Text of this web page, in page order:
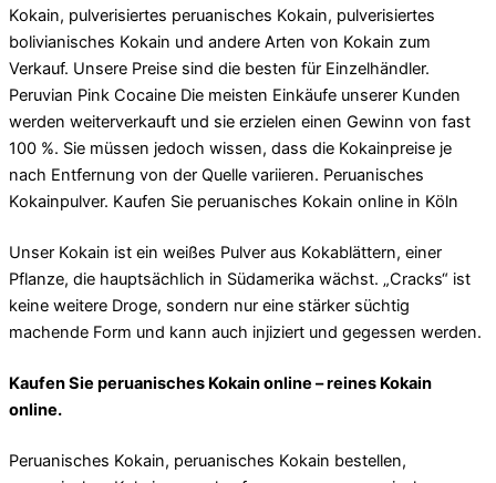
Kokain, pulverisiertes peruanisches Kokain, pulverisiertes
bolivianisches Kokain und andere Arten von Kokain zum
Verkauf. Unsere Preise sind die besten für Einzelhändler.
Peruvian Pink Cocaine Die meisten Einkäufe unserer Kunden
werden weiterverkauft und sie erzielen einen Gewinn von fast
100 %. Sie müssen jedoch wissen, dass die Kokainpreise je
nach Entfernung von der Quelle variieren. Peruanisches
Kokainpulver. Kaufen Sie peruanisches Kokain online in Köln
Unser Kokain ist ein weißes Pulver aus Kokablättern, einer
Pflanze, die hauptsächlich in Südamerika wächst. „Cracks“ ist
keine weitere Droge, sondern nur eine stärker süchtig
machende Form und kann auch injiziert und gegessen werden.
Kaufen Sie peruanisches Kokain online – reines Kokain
online.
Peruanisches Kokain, peruanisches Kokain bestellen,